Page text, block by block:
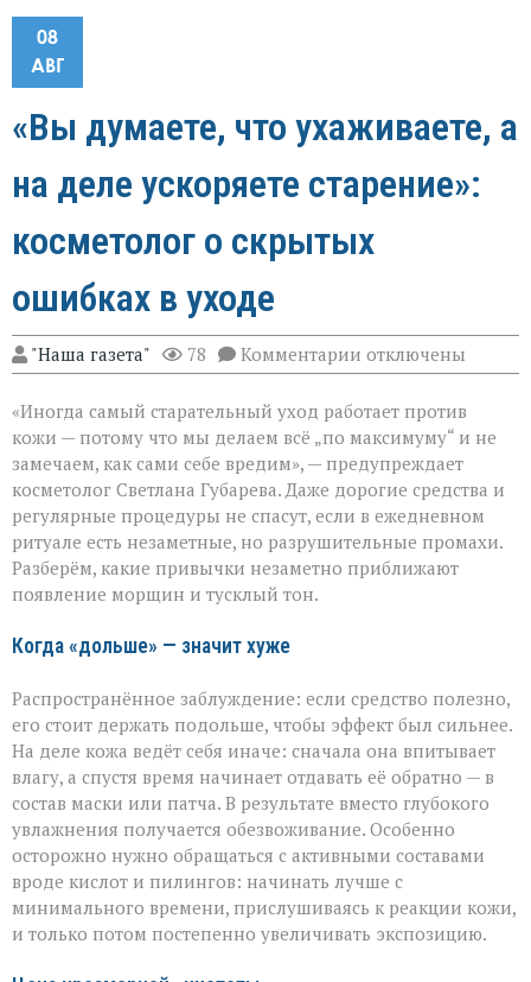
08
АВГ
«Вы думаете, что ухаживаете, а
на деле ускоряете старение»:
косметолог о скрытых
ошибках в уходе
"Наша газета" 78 Комментарии к
записи
думаете,
что
ухаживаете,
а
на
деле
ускоряете
старение»:
косметолог
отключены
«Иногда самый старательный уход работает против
кожи — потому что мы делаем всё „по максимуму“ и не
замечаем, как сами себе вредим», — предупреждает
косметолог Светлана Губарева. Даже дорогие средства и
регулярные процедуры не спасут, если в ежедневном
ритуале есть незаметные, но разрушительные промахи.
Разберём, какие привычки незаметно приближают
появление морщин и тусклый тон.
Когда «дольше» — значит хуже
Распространённое заблуждение: если средство полезно,
его стоит держать подольше, чтобы эффект был сильнее.
На деле кожа ведёт себя иначе: сначала она впитывает
влагу, а спустя время начинает отдавать её обратно — в
состав маски или патча. В результате вместо глубокого
увлажнения получается обезвоживание. Особенно
осторожно нужно обращаться с активными составами
вроде кислот и пилингов: начинать лучше с
минимального времени, прислушиваясь к реакции кожи,
и только потом постепенно увеличивать экспозицию.